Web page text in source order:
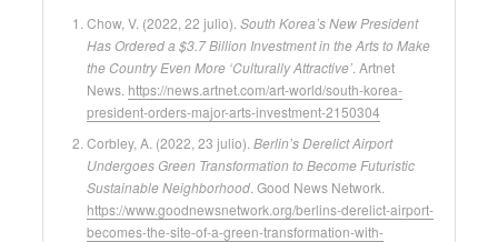
Chow, V. (2022, 22 julio). South Korea’s New President
Has Ordered a $3.7 Billion Investment in the Arts to Make
the Country Even More ‘Culturally Attractive’ . Artnet
News. https://news.artnet.com/art-world/south-korea-
president-orders-major-arts-investment-2150304
Corbley, A. (2022, 23 julio). Berlin’s Derelict Airport
Undergoes Green Transformation to Become Futuristic
Sustainable Neighborhood . Good News Network.
https://www.goodnewsnetwork.org/berlins-derelict-airport-
becomes-the-site-of-a-green-transformation-with-